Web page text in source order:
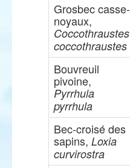
Grosbec casse-
noyaux,
Coccothraustes
coccothraustes
Bouvreuil
pivoine,
Pyrrhula
pyrrhula
Bec-croisé des
sapins, Loxia
curvirostra